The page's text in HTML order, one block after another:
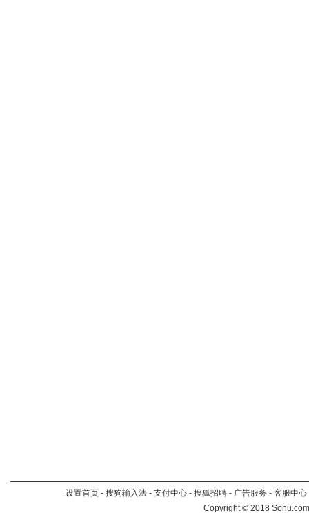
设置首页 - 搜狗输入法 - 支付中心 - 搜狐招聘 - 广告服务 - 客服中心
Copyright©2018